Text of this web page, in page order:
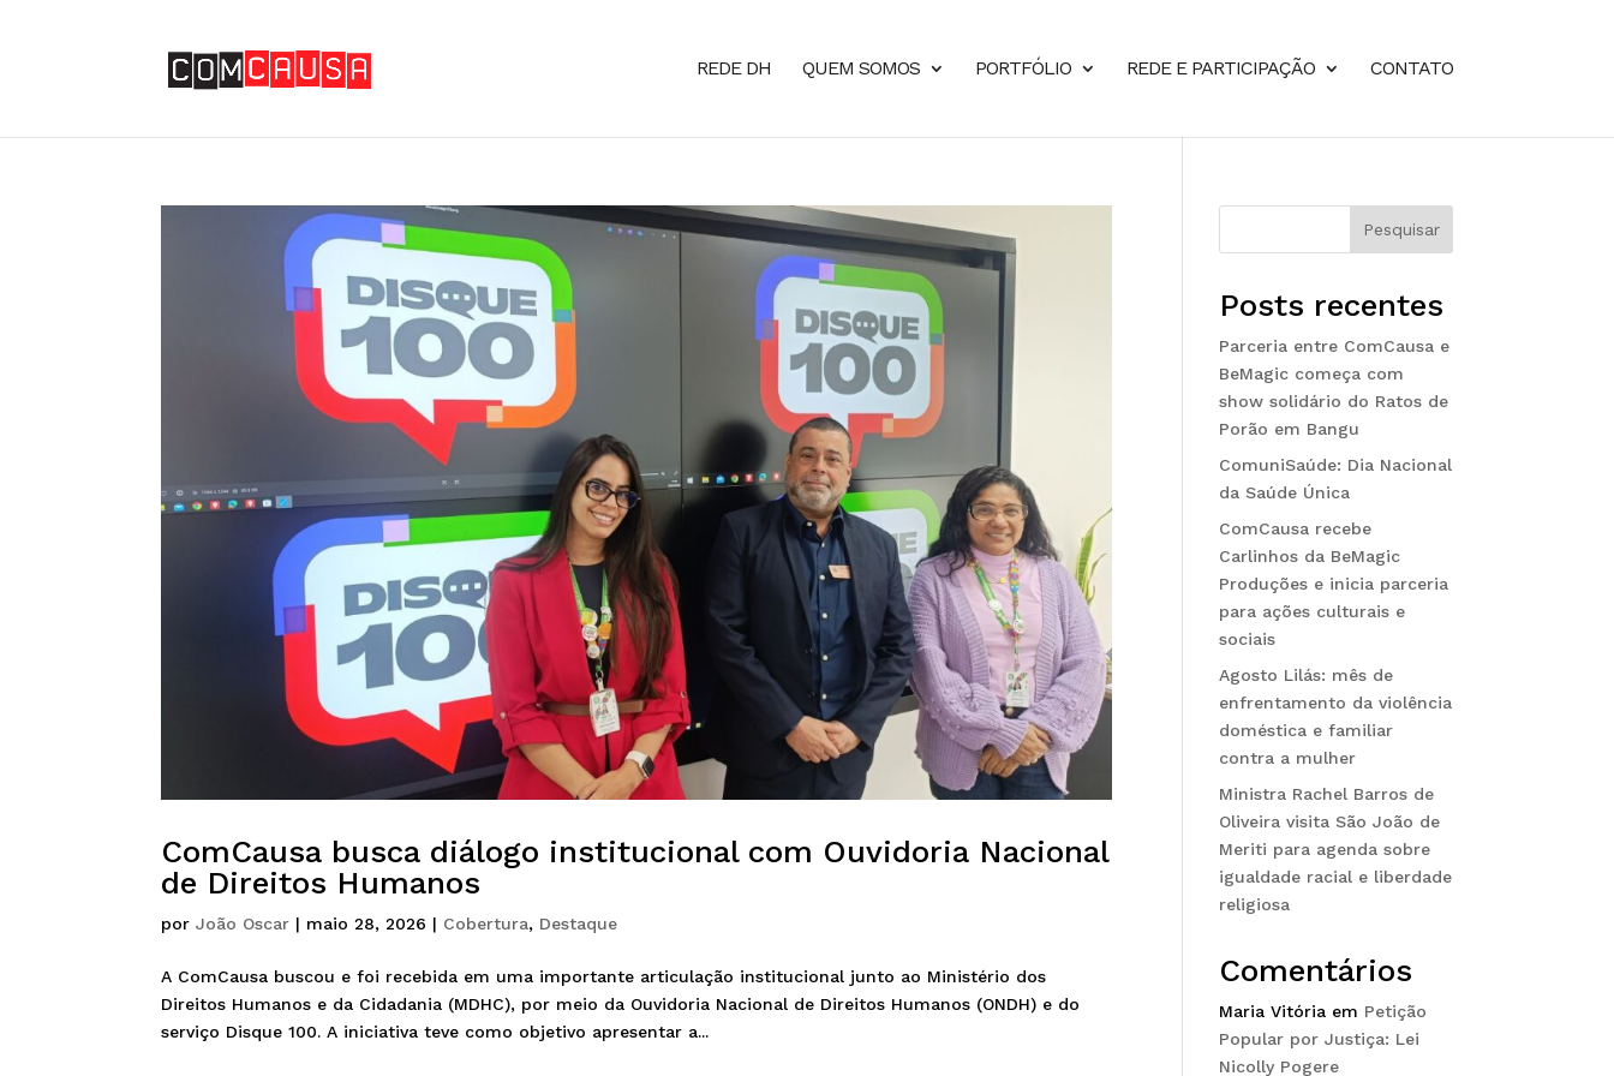
REDE DH QUEM SOMOS PORTFÓLIO REDE E PARTICIPAÇÃO CONTATO
ComCausa busca diálogo institucional com Ouvidoria Nacional
de Direitos Humanos
porJoão Oscar | maio 28, 2026 | Cobertura, Destaque
A ComCausa buscou e foi recebida em uma importante articulação institucional junto ao Ministério dos
Direitos Humanos e da Cidadania (MDHC), por meio da Ouvidoria Nacional de Direitos Humanos (ONDH) e do
serviço Disque 100. A iniciativa teve como objetivo apresentar a...
Pesquisar
Posts recentes
Parceria entre ComCausa e
BeMagic começa com
show solidário do Ratos de
Porão em Bangu
ComuniSaúde: Dia Nacional
da Saúde Única
ComCausa recebe
Carlinhos da BeMagic
Produções e inicia parceria
para ações culturais e
sociais
Agosto Lilás: mês de
enfrentamento da violência
doméstica e familiar
contra a mulher
Ministra Rachel Barros de
Oliveira visita São João de
Meriti para agenda sobre
igualdade racial e liberdade
religiosa
Comentários
Maria Vitória em Petição
Popular por Justiça: Lei
Nicolly Pogere